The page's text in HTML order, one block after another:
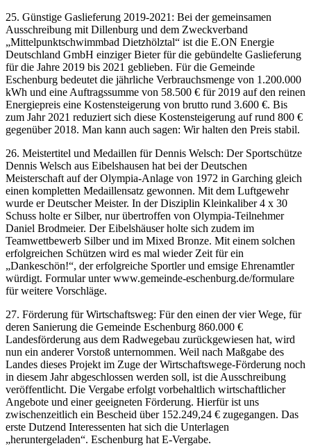
25. Günstige Gaslieferung 2019-2021: Bei der gemeinsamen
Ausschreibung mit Dillenburg und dem Zweckverband
„Mittelpunktschwimmbad Dietzhölztal“ ist die E.ON Energie
Deutschland GmbH einziger Bieter für die gebündelte Gaslieferung
für die Jahre 2019 bis 2021 geblieben. Für die Gemeinde
Eschenburg bedeutet die jährliche Verbrauchsmenge von 1.200.000
kWh und eine Auftragssumme von 58.500 € für 2019 auf den reinen
Energiepreis eine Kostensteigerung von brutto rund 3.600 €. Bis
zum Jahr 2021 reduziert sich diese Kostensteigerung auf rund 800 €
gegenüber 2018. Man kann auch sagen: Wir halten den Preis stabil.
26. Meistertitel und Medaillen für Dennis Welsch: Der Sportschütze
Dennis Welsch aus Eibelshausen hat bei der Deutschen
Meisterschaft auf der Olympia-Anlage von 1972 in Garching gleich
einen kompletten Medaillensatz gewonnen. Mit dem Luftgewehr
wurde er Deutscher Meister. In der Disziplin Kleinkaliber 4 x 30
Schuss holte er Silber, nur übertroffen von Olympia-Teilnehmer
Daniel Brodmeier. Der Eibelshäuser holte sich zudem im
Teamwettbewerb Silber und im Mixed Bronze. Mit einem solchen
erfolgreichen Schützen wird es mal wieder Zeit für ein
„Dankeschön!“, der erfolgreiche Sportler und emsige Ehrenamtler
würdigt. Formular unter www.gemeinde-eschenburg.de/formulare
für weitere Vorschläge.
27. Förderung für Wirtschaftsweg: Für den einen der vier Wege, für
deren Sanierung die Gemeinde Eschenburg 860.000 €
Landesförderung aus dem Radwegebau zurückgewiesen hat, wird
nun ein anderer Vorstoß unternommen. Weil nach Maßgabe des
Landes dieses Projekt im Zuge der Wirtschaftswege-Förderung noch
in diesem Jahr abgeschlossen werden soll, ist die Ausschreibung
veröffentlicht. Die Vergabe erfolgt vorbehaltlich wirtschaftlicher
Angebote und einer geeigneten Förderung. Hierfür ist uns
zwischenzeitlich ein Bescheid über 152.249,24 € zugegangen. Das
erste Dutzend Interessenten hat sich die Unterlagen
„heruntergeladen“. Eschenburg hat E-Vergabe.